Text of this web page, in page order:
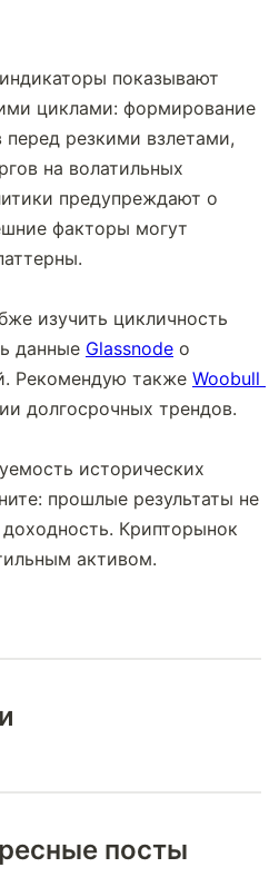
показывают
циклами: формирование
резкими взлетами,
на волатильных
предупреждают о
факторы могут
изучить цикличность
данные Glassnode о
Рекомендую также Woobull
долгосрочных трендов.
исторических
прошлые результаты не
Крипторынок
активом.
посты